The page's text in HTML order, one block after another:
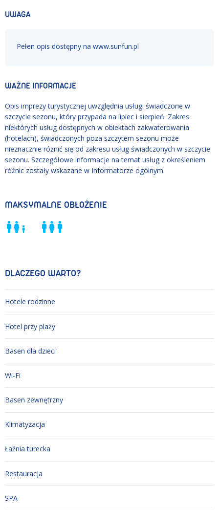
UWAGA
Pełen opis dostępny na www.sunfun.pl
WAŻNE INFORMACJE
Opis imprezy turystycznej uwzględnia usługi świadczone w
szczycie sezonu, który przypada na lipiec i sierpień. Zakres
niektórych usług dostępnych w obiektach zakwaterowania
(hotelach), świadczonych poza szczytem sezonu może
nieznacznie różnić się od zakresu usług świadczonych w szczycie
sezonu. Szczegółowe informacje na temat usług z określeniem
różnic zostały wskazane w Informatorze ogólnym.
MAKSYMALNE OBŁOŻENIE
DLACZEGO WARTO?
Hotele rodzinne
Hotel przy plaży
Basen dla dzieci
Wi-Fi
Basen zewnętrzny
Klimatyzacja
Łaźnia turecka
Restauracja
SPA